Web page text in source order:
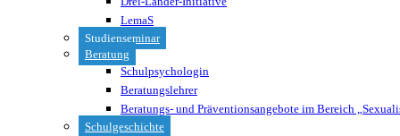
LemaS
Studienseminar
Beratung
Schulpsychologin
Beratungslehrer
Beratungs- und Präventionsangebote im Bereich
Schulgeschichte